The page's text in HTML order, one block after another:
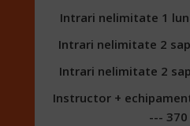
Intrari nelimitate 1
Intrari nelimitate 2
Intrari nelimitate 2
Instructor +
--- 370